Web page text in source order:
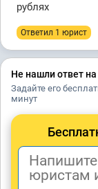
рублях
Ответил 1 юрист
Не нашли ответ
Задайте его
минут